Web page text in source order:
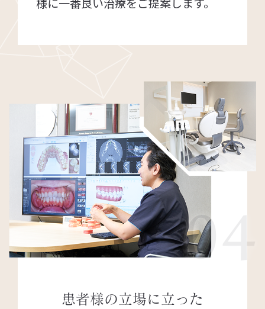
04
患者様の立場に立った